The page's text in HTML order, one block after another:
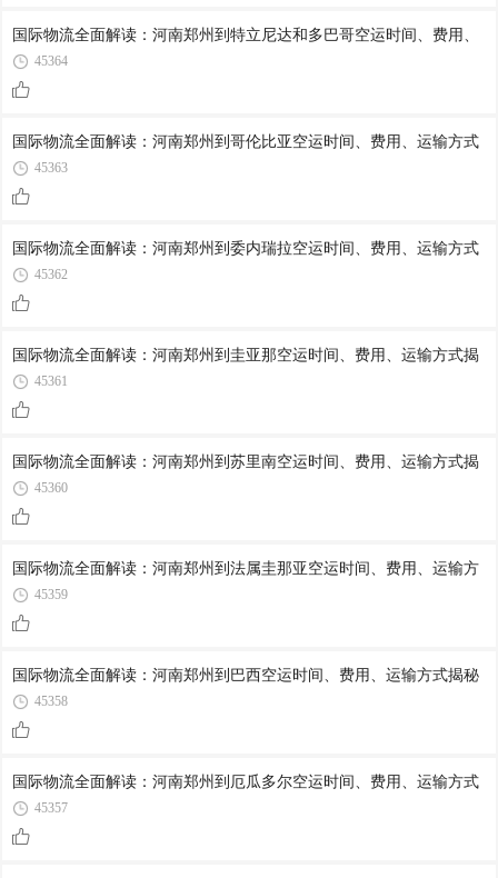
国际物流全面解读：河南郑州到特立尼达和多巴哥空运时间、费用、
45364
国际物流全面解读：河南郑州到哥伦比亚空运时间、费用、运输方式
45363
国际物流全面解读：河南郑州到委内瑞拉空运时间、费用、运输方式
45362
国际物流全面解读：河南郑州到圭亚那空运时间、费用、运输方式揭
45361
国际物流全面解读：河南郑州到苏里南空运时间、费用、运输方式揭
45360
国际物流全面解读：河南郑州到法属圭那亚空运时间、费用、运输方
45359
国际物流全面解读：河南郑州到巴西空运时间、费用、运输方式揭秘
45358
国际物流全面解读：河南郑州到厄瓜多尔空运时间、费用、运输方式
45357